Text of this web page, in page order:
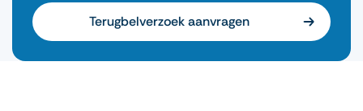
Terugbelverzoek aanvragen